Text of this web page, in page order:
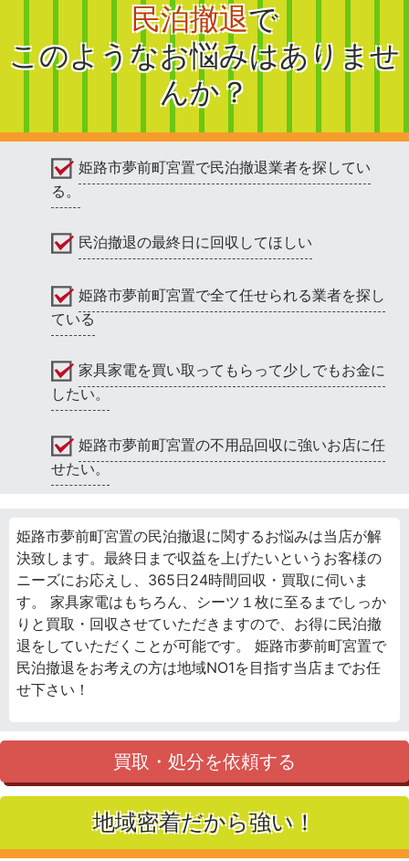
民泊撤退で
このようなお悩みはありませ
んか？
姫路市夢前町宮置で民泊撤退業者を探してい
る。
民泊撤退の最終日に回収してほしい
姫路市夢前町宮置で全て任せられる業者を探し
ている
家具家電を買い取ってもらって少しでもお金に
したい。
姫路市夢前町宮置の不用品回収に強いお店に任
せたい。
姫路市夢前町宮置の民泊撤退に関するお悩みは当店が解
決致します。最終日まで収益を上げたいというお客様の
ニーズにお応えし、365日24時間回収・買取に伺いま
す。 家具家電はもちろん、シーツ１枚に至るまでしっか
りと買取・回収させていただきますので、お得に民泊撤
退をしていただくことが可能です。 姫路市夢前町宮置で
民泊撤退をお考えの方は地域NO1を目指す当店までお任
せ下さい！
買取・処分を依頼する
地域密着だから強い！